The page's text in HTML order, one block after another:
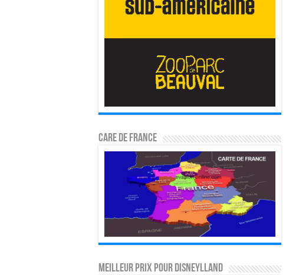
CARE DE FRANCE
MEILLEUR PRIX POUR DISNEYLLAND